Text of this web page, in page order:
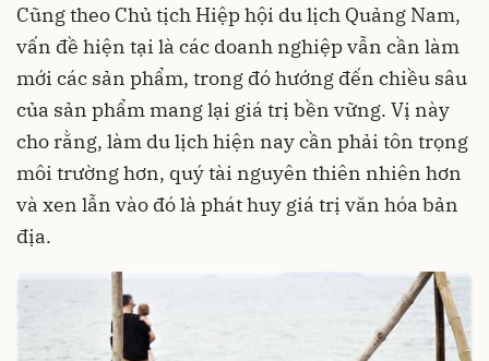
Cũng theo Chủ tịch Hiệp hội du lịch Quảng Nam,
vấn đề hiện tại là các doanh nghiệp vẫn cần làm
mới các sản phẩm, trong đó hướng đến chiều sâu
của sản phẩm mang lại giá trị bền vững. Vị này
cho rằng, làm du lịch hiện nay cần phải tôn trọng
môi trường hơn, quý tài nguyên thiên nhiên hơn
và xen lẫn vào đó là phát huy giá trị văn hóa bản
địa.